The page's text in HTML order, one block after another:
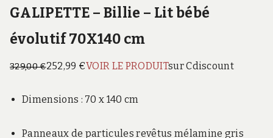
GALIPETTE – Billie – Lit bébé
évolutif 70X140 cm
329,00 €252,99 €VOIR LE PRODUITsur Cdiscount
Dimensions : 70 x 140 cm
Panneaux de particules revêtus mélamine gris